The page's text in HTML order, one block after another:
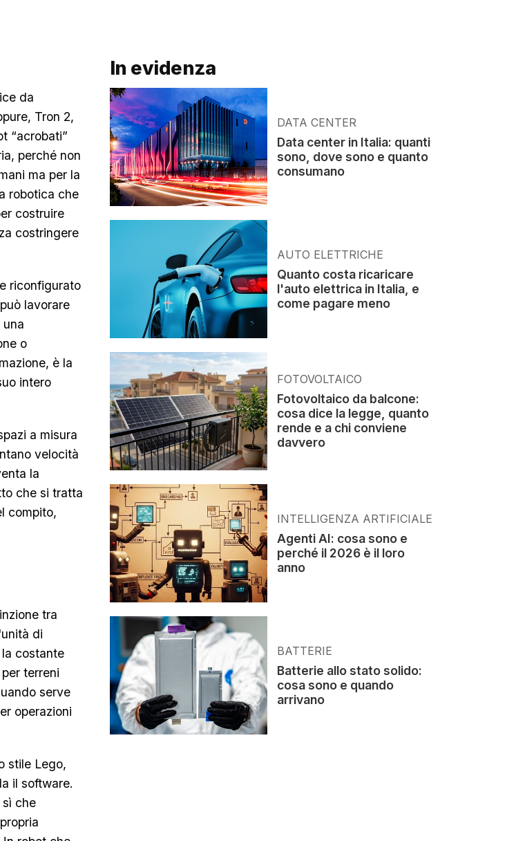
da
Tron 2,
“acrobati”
perché non
ma per la
robotica che
costruire
costringere
riconfigurato
lavorare
o
è la
intero
a misura
velocità
la
che si tratta
compito,
tra
di
costante
terreni
serve
operazioni
stile Lego,
il software.
sì che
In evidenza
DATA CENTER
Data center in Italia: quanti
sono, dove sono e quanto
consumano
AUTO ELETTRICHE
Quanto costa ricaricare
l'auto elettrica in Italia, e
come pagare meno
FOTOVOLTAICO
Fotovoltaico da balcone:
cosa dice la legge, quanto
rende e a chi conviene
davvero
INTELLIGENZA ARTIFICIALE
Agenti AI: cosa sono e
perché il 2026 è il loro
anno
BATTERIE
Batterie allo stato solido:
cosa sono e quando
arrivano